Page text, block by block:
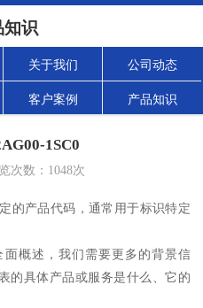
知识
关于我们 公司动态
客户案例 产品知识
1SC0
次数： 1048次
的产品代码，通常用于标识特定
概述，我们需要更多的背景信
的具体产品或服务是什么、它的